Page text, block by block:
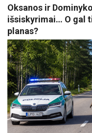
Oksanos ir
išsiskyrimai… O gal
planas?